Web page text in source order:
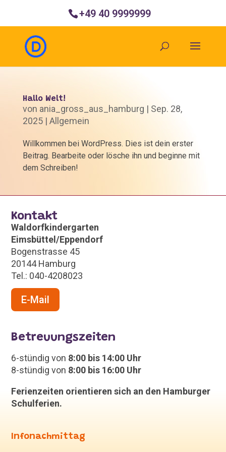
+49 40 9999999
Hallo Welt!
von ania_gross_aus_hamburg | Sep. 28,
2025| Allgemein
Willkommen bei WordPress. Dies ist dein erster
Beitrag. Bearbeite oder lösche ihn und beginne mit
dem Schreiben!
Kontakt
Waldorfkindergarten
Eimsbüttel/Eppendorf
Bogenstrasse 45
20144 Hamburg
Tel.: 040-4208023
E-Mail
Betreuungszeiten
6-stündig von 8:00 bis 14:00 Uhr
8-stündig von 8:00 bis 16:00 Uhr
Ferienzeiten orientieren sich an den Hamburger
Schulferien.
Infonachmittag